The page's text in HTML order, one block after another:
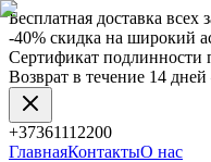
Бесплатная доставка
-40% скидка на широкий
Сертификат подлинности
Возврат в течение 14
+37361112200
ГлавнаяКонтактыО нас